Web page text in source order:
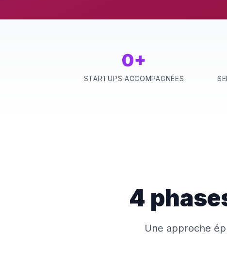
0+
STARTUPS ACCOMPAGNÉES
4
Une approche